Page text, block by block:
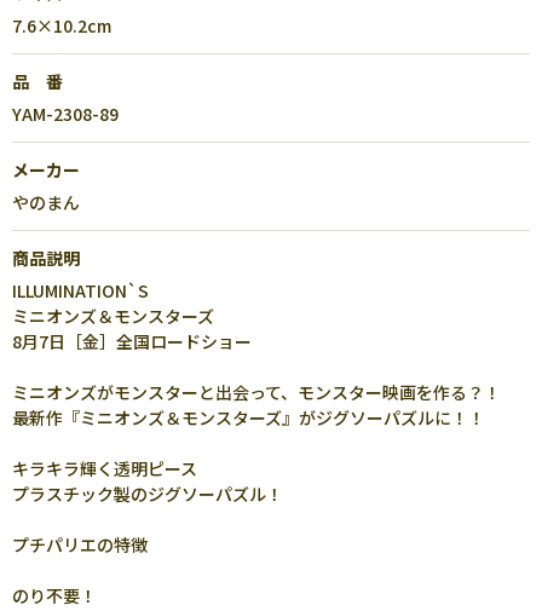
7.6×10.2cm
品 番
YAM-2308-89
メーカー
やのまん
商品説明
ILLUMINATION`S
ミニオンズ＆モンスターズ
8月7日［金］全国ロードショー
ミニオンズがモンスターと出会って、モンスター映画を作る？！
最新作『ミニオンズ＆モンスターズ』がジグソーパズルに！！
キラキラ輝く透明ピース
プラスチック製のジグソーパズル！
プチパリエの特徴
のり不要！